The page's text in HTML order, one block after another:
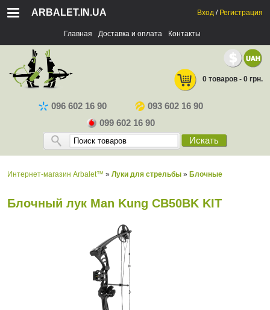
ARBALET.IN.UA
Главная Доставка и оплата Контакты
Вход / Регистрация
096 602 16 90
093 602 16 90
099 602 16 90
Искать
0 товаров - 0 грн.
Интернет-магазин Arbalet™ » Луки для стрельбы » Блочные
Блочный лук Man Kung CB50BK KIT